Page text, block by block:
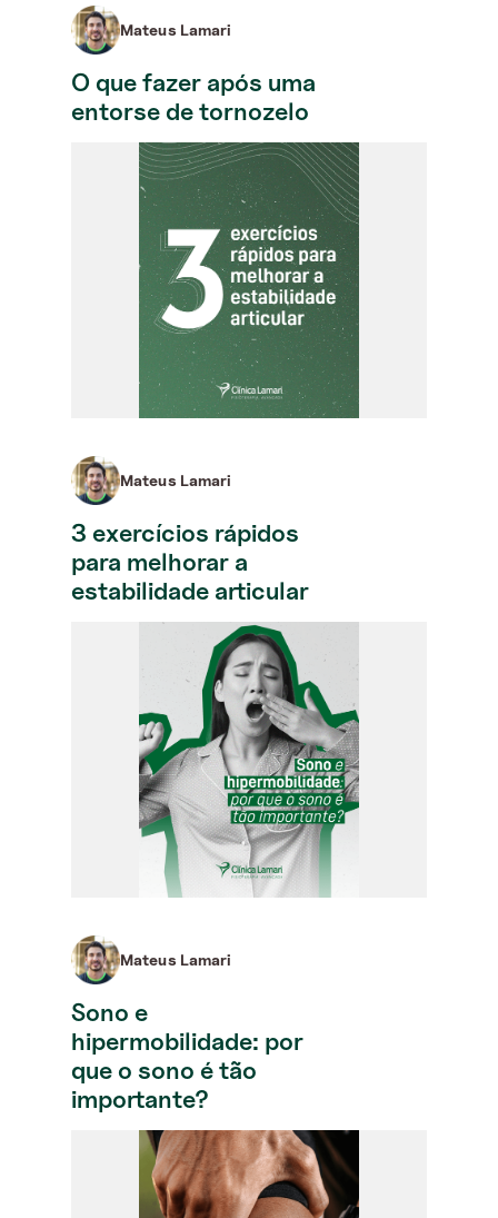
Mateus Lamari
O que fazer após uma
entorse de tornozelo
Mateus Lamari
3 exercícios rápidos
para melhorar a
estabilidade articular
Mateus Lamari
Sono e
hipermobilidade: por
que o sono é tão
importante?